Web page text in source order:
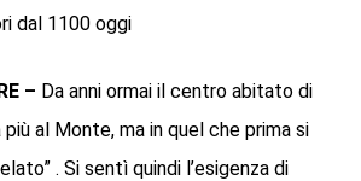
dal 1100 oggi
– Da anni ormai il centro abitato di
al Monte, ma in quel che prima si
. Si sentì quindi l’esigenza di